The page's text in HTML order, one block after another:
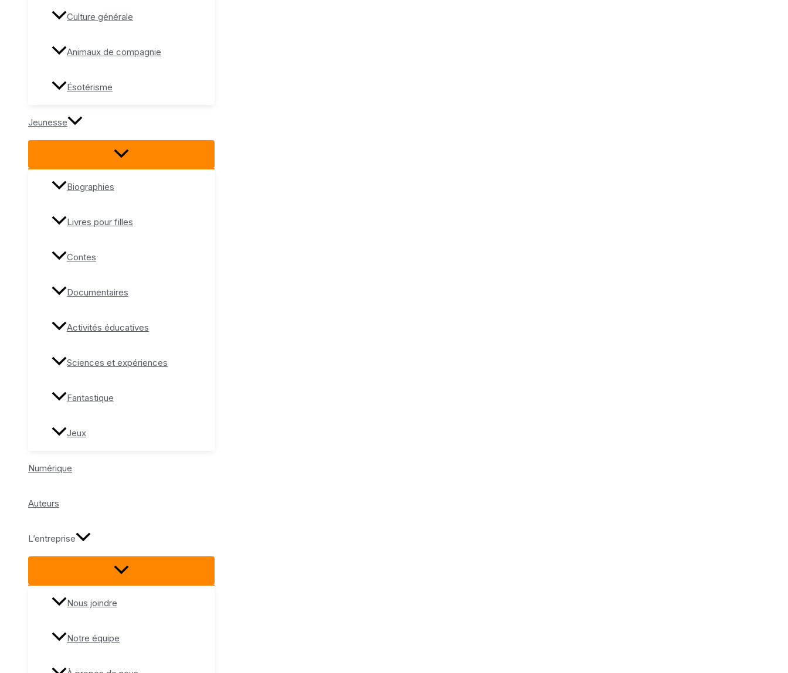
Culture générale
Animaux de compagnie
Ésotérisme
Jeunesse
Biographies
Livres pour filles
Contes
Documentaires
Activités éducatives
Sciences et expériences
Fantastique
Jeux
Numérique
Auteurs
L’entreprise
Nous joindre
Notre équipe